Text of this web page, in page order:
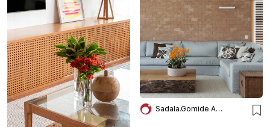
Sadala.Gomide Arquitetura